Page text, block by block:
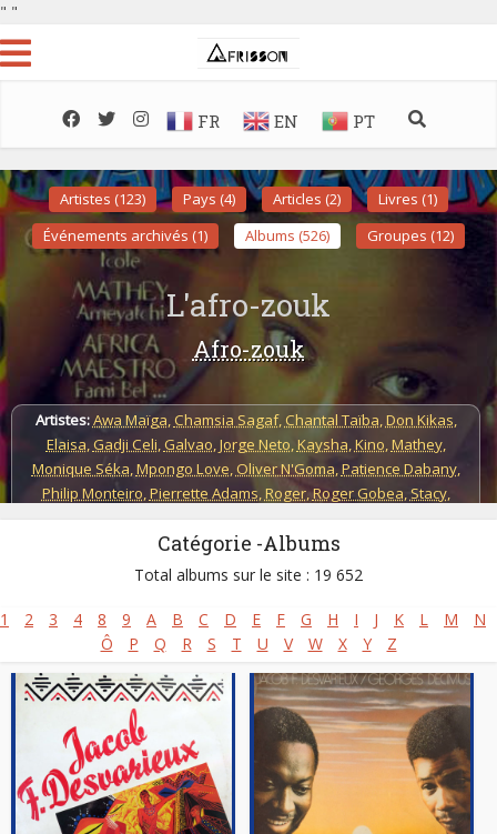
" "
FR EN PT
Artistes (123) Pays (4) Articles (2)
Livres (1)
Événements archivés (1)
Albums (526) Groupes (12)
L'afro-zouk
Afro-zouk
Artistes:Awa Maïga,Chamsia Sagaf, Chantal Taïba,Don Kikas,
Elaisa,Gadji Celi,Galvao,Jorge Neto,Kaysha,Kino,Mathey,
Monique Séka,Mpongo Love,Oliver N'Goma,Patience Dabany,
Philip Monteiro,Pierrette Adams,Roger,Roger Gobea,Stacy,
Groupes:
Catégorie -Albums
Total albums sur le site : 19 652
1 2 3 4 8 9 A B C D E F G H I J K L M
N
Ô
P Q R S T U V W X Y Z